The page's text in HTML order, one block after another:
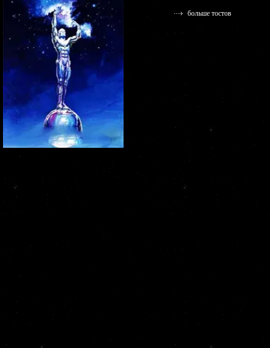
больше тостов